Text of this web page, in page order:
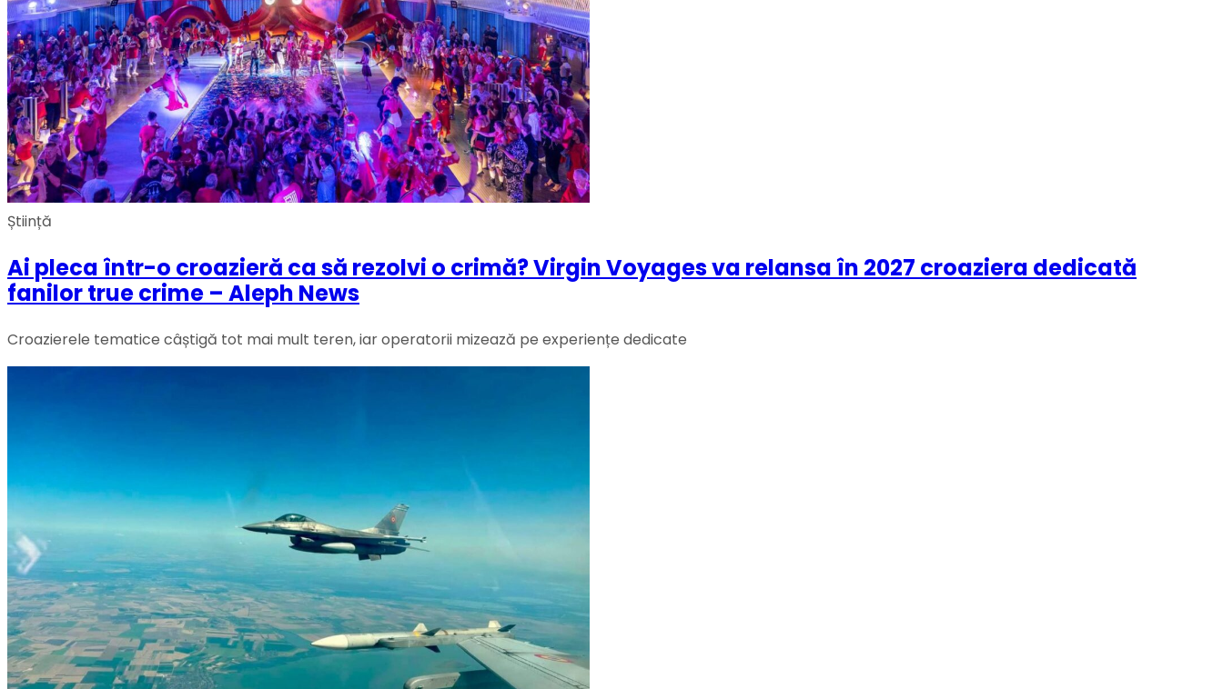
Știință
Ai pleca într-o croazieră ca să rezolvi o crimă? Virgin Voyages va relansa în 2027 croaziera dedicată
fanilor true crime – Aleph News
Croazierele tematice câștigă tot mai mult teren, iar operatorii mizează pe experiențe dedicate